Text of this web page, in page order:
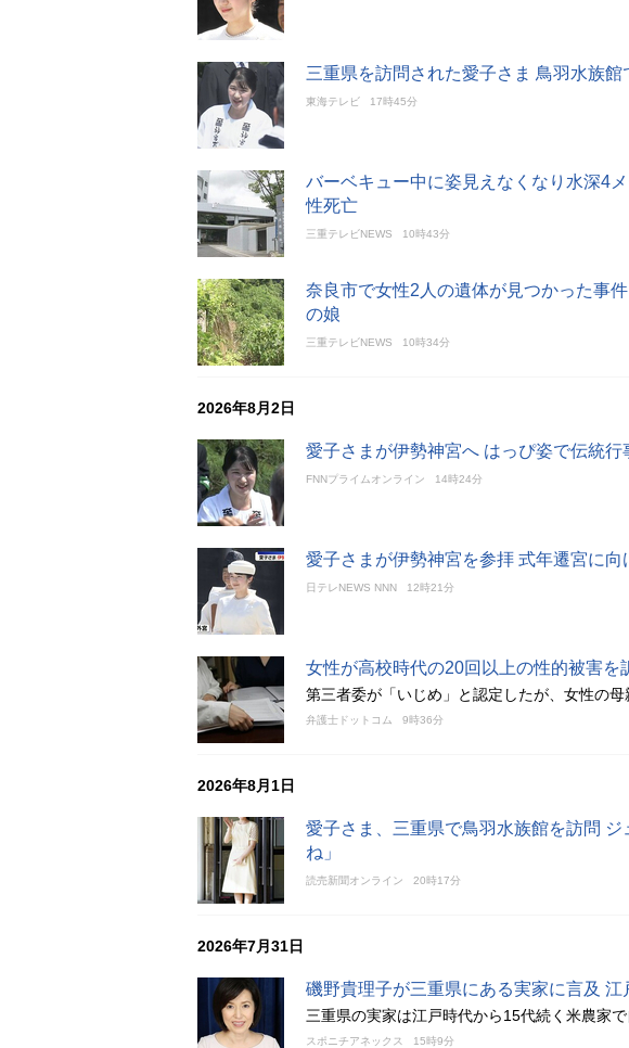
三重県を訪問された愛子さま 鳥羽水族
東海テレビ 17時45分
バーベキュー中に姿見えなくなり水深4
性死亡
三重テレビNEWS 10時43分
奈良市で女性2人の遺体が見つかった事
の娘
三重テレビNEWS 10時34分
2026年8月2日
愛子さまが伊勢神宮へ はっぴ姿で伝統行
FNNプライムオンライン 14時24分
愛子さまが伊勢神宮を参拝 式年遷宮に
日テレNEWS NNN 12時21分
女性が高校時代の20回以上の性的被害を
第三者委が「いじめ」と認定したが、女性の
弁護士ドットコム 9時36分
2026年8月1日
愛子さま、三重県で鳥羽水族館を訪問
ね」
読売新聞オンライン 20時17分
2026年7月31日
磯野貴理子が三重県にある実家に言及
三重県の実家は江戸時代から15代続く米農家
スポニチアネックス 15時9分